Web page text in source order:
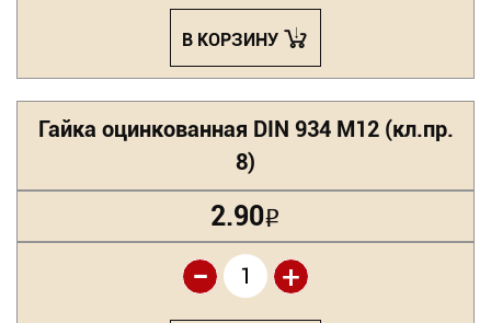
В КОРЗИНУ
Гайка оцинкованная DIN 934 М12 (кл.пр.
8)
2.90Р
+
-